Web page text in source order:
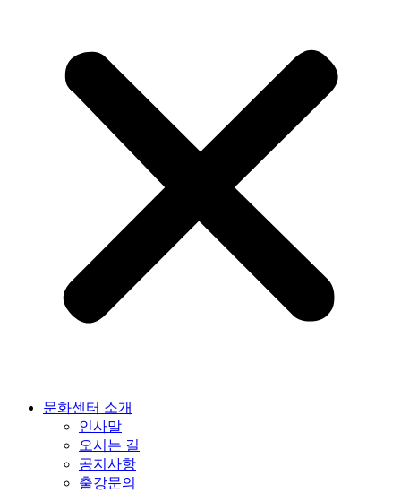
문화센터 소개
인사말
오시는 길
공지사항
출강문의